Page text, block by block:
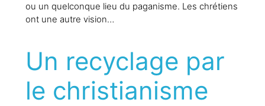
ou un quelconque lieu du paganisme. Les chrétiens
ont une autre vision…
Un recyclage par
le christianisme